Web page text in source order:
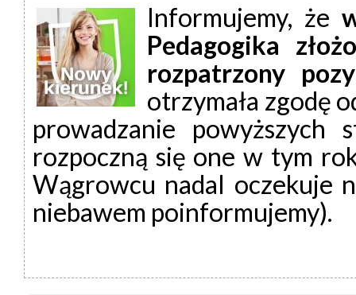
Informujemy, że
Pedagogika
rozpatrzony
otrzymała zgodę
prowadzanie
rozpoczną się one w tym
Wągrowcu nadal oczekuje
niebawem poinformujemy).